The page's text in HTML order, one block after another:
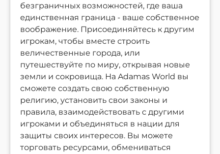
безграничных возможностей, где ваша
единственная граница - ваше собственное
воображение. Присоединяйтесь к другим
игрокам, чтобы вместе строить
величественные города, или
путешествуйте по миру, открывая новые
земли и сокровища. На Adamas World вы
сможете создать свою собственную
религию, установить свои законы и
правила, взаимодействовать с другими
игроками и объединяться в нации для
защиты своих интересов. Вы можете
торговать ресурсами, обмениваться